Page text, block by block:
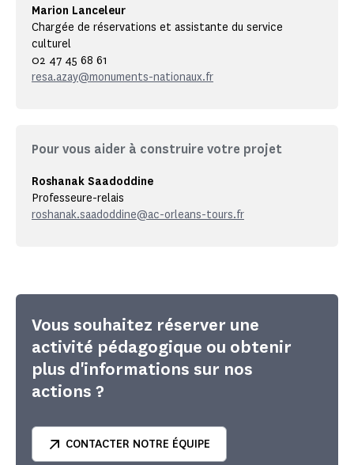
Marion Lanceleur
Chargée de réservations et assistante du service
culturel
02 47 45 68 61
resa.azay@monuments-nationaux.fr
Pour vous aider à construire votre projet
Roshanak Saadoddine
Professeure-relais
roshanak.saadoddine@ac-orleans-tours.fr
Vous souhaitez réserver une
activité pédagogique ou obtenir
plus d'informations sur nos
actions ?
CONTACTER NOTRE ÉQUIPE